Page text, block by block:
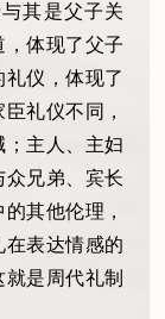
其是父子关
，体现了父子
仪，体现了
礼仪不同，
；主人、主妇
兄弟、宾长
其他伦理，
表达情感的
是周代礼制